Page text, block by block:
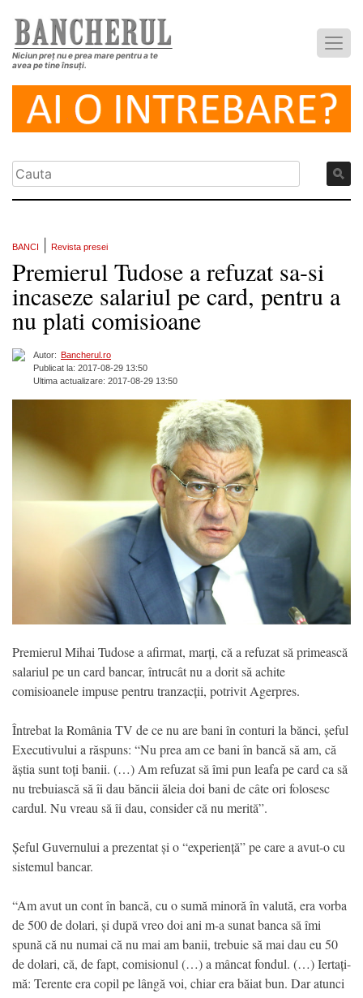
Niciun preț nu e prea mare pentru a te
avea pe tine însuți.
BANCI Revista presei
Premierul Tudose a refuzat sa-si
incaseze salariul pe card, pentru a
nu plati comisioane
Autor: Bancherul.ro
Publicat la: 2017-08-29 13:50
Ultima actualizare: 2017-08-29 13:50
Premierul Mihai Tudose a afirmat, marți, că a refuzat să primească
salariul pe un card bancar, întrucât nu a dorit să achite
comisioanele impuse pentru tranzacții, potrivit Agerpres.
Întrebat la România TV de ce nu are bani în conturi la bănci, șeful
Executivului a răspuns: “Nu prea am ce bani în bancă să am, că
ăștia sunt toți banii. (…) Am refuzat să îmi pun leafa pe card ca să
nu trebuiască să îi dau băncii ăleia doi bani de câte ori folosesc
cardul. Nu vreau să îi dau, consider că nu merită”.
Șeful Guvernului a prezentat și o “experiență” pe care a avut-o cu
sistemul bancar.
“Am avut un cont în bancă, cu o sumă minoră în valută, era vorba
de 500 de dolari, și după vreo doi ani m-a sunat banca să îmi
spună că nu numai că nu mai am banii, trebuie să mai dau eu 50
de dolari, că, de fapt, comisionul (…) a mâncat fondul. (…) Iertați-
mă: Terente era copil pe lângă voi, chiar era băiat bun. Dar atunci